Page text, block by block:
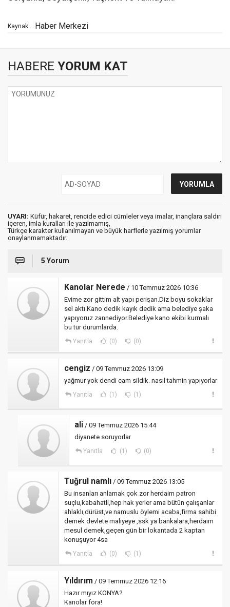
Kaynak: Haber Merkezi
HABERE YORUM KAT
UYARI: Küfür, hakaret, rencide edici cümleler veya imalar, inançlara saldırı
içeren, imla kuralları ile yazılmamış,
Türkçe karakter kullanılmayan ve büyük harflerle yazılmış yorumlar
onaylanmamaktadır.
5 Yorum
Kanolar Nerede / 10 Temmuz 2026 10:36
Evime zor gittim alt yapı perişan.Diz boyu sokaklar
sel aktı.Kano dedik kayık dedik ama belediye şaka
yapıyoruz zannediyor.Belediye kano ekibi kurmalı
bu tür durumlarda.
Yanıtla (0) (0)
cengiz / 09 Temmuz 2026 13:09
yağmur yok dendi cam sildik. nasıl tahmin yapıyorlar
Yanıtla (1) (1)
ali / 09 Temmuz 2026 15:44
diyanete soruyorlar
Yanıtla (1) (0)
Tuğrul namlı / 09 Temmuz 2026 13:05
Bu insanları anlamak çok zor herdaim patron
suçlu,kabahatli,hep hak yerler ama bütün çalışanlar
ahlaklı,dürüst,ve namuslu öylemi acaba,firma sahibi
demek devlete maliyeye ,ssk ya bankalara,herdaim
mesul demek,geçen gün bir lokantada 2 kaptan
konuşuyor 4sa
Yanıtla (0) (1)
Yıldırım / 09 Temmuz 2026 12:16
Hazır mıyız KONYA?
Kanolar fora!